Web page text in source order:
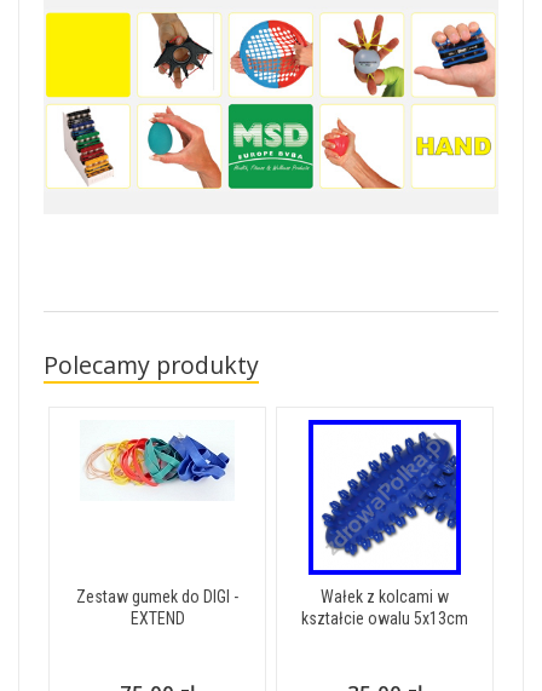
Polecamy produkty
Zestaw gumek do DIGI -
EXTEND
Wałek z kolcami w
kształcie owalu 5x13cm